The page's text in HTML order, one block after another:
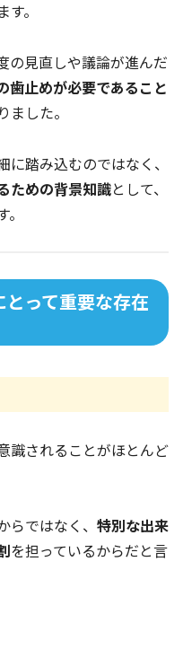
。
の見直しや議論が進んだ
歯止めが必要であること
した。
踏み込むのではなく、
ための背景知識として、
って重要な存在
識されることがほとんど
ではなく、 特別な出来
を担っているからだと言